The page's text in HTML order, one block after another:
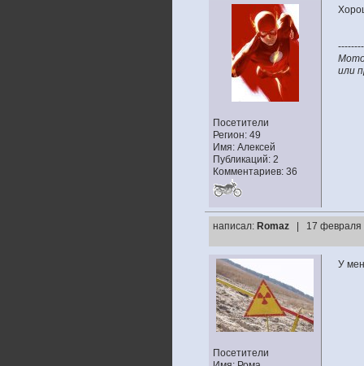
Посетители
Регион: 49
Имя: Алексей
Публикаций: 2
Комментариев: 36
или
написал: Romaz | 17
Посетители
У